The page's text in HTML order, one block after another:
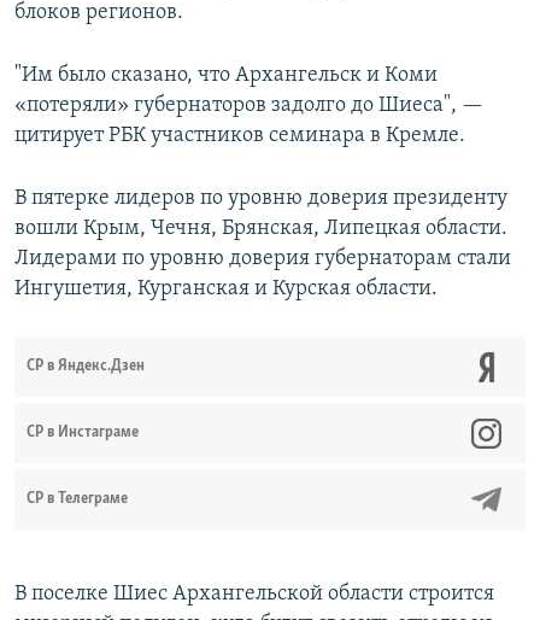
блоков регионов.
"Им было сказано, что Архангельск и Коми
«потеряли» губернаторов задолго до Шиеса", —
цитирует РБК участников семинара в Кремле.
В пятерке лидеров по уровню доверия президенту
вошли Крым, Чечня, Брянская, Липецкая области.
Лидерами по уровню доверия губернаторам стали
Ингушетия, Курганская и Курская области.
СР в Яндекс.Дзен
CР в Инстаграме
СР в Телеграме
В поселке Шиес Архангельской области строится